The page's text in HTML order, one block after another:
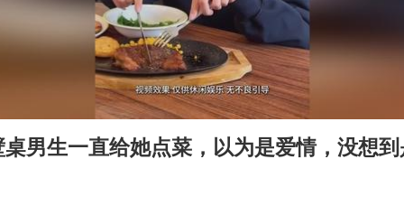
女子被狗舔脚确诊三级暴露 医生回应
光伏八巨头签署“不低于成本价”倡议
泰国校园枪击事件已致8死30余伤
胡彦斌获《歌手2026》歌王
福建省泉州市委书记张毅恭接受纪律审查和监察调查
桌男生一直给她点菜，以为是爱情，没想